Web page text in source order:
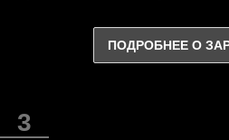
ПОДРОБНЕЕ О